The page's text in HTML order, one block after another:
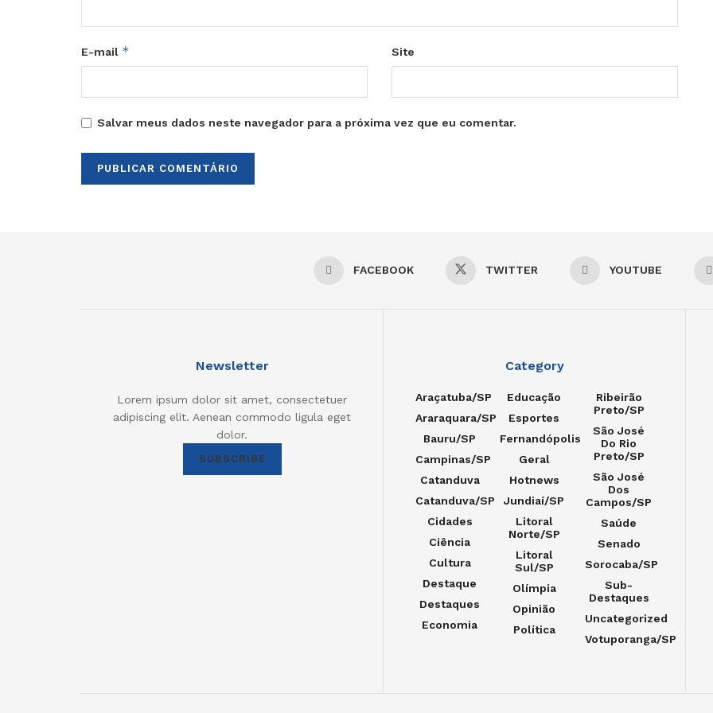
E-mail * Site
Salvar meus dados neste navegador para a próxima vez que eu comentar.
FACEBOOK TWITTER YOUTUBE
Newsletter
Lorem ipsum dolor sit amet, consectetuer
adipiscing elit. Aenean commodo ligula eget
dolor.
SUBSCRIBE
Category
Araçatuba/SP
Araraquara/SP
Bauru/SP
Campinas/SP
Catanduva
Catanduva/SP
Cidades
Ciência
Cultura
Destaque
Destaques
Economia
Educação
Esportes
Fernandópolis
Geral
Hotnews
Jundiaí/SP
Litoral
Norte/SP
Litoral
Sul/SP
Olímpia
Opinião
Política
Ribeirão
Preto/SP
São José
Do Rio
Preto/SP
São José
Dos
Campos/SP
Saúde
Senado
Sorocaba/SP
Sub-
Destaques
Uncategorized
Votuporanga/SP